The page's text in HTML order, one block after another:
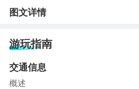
图文详情
游玩指南
交通信息
概述